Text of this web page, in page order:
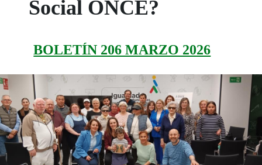
Social ONCE?
BOLETÍN 206 MARZO 2026